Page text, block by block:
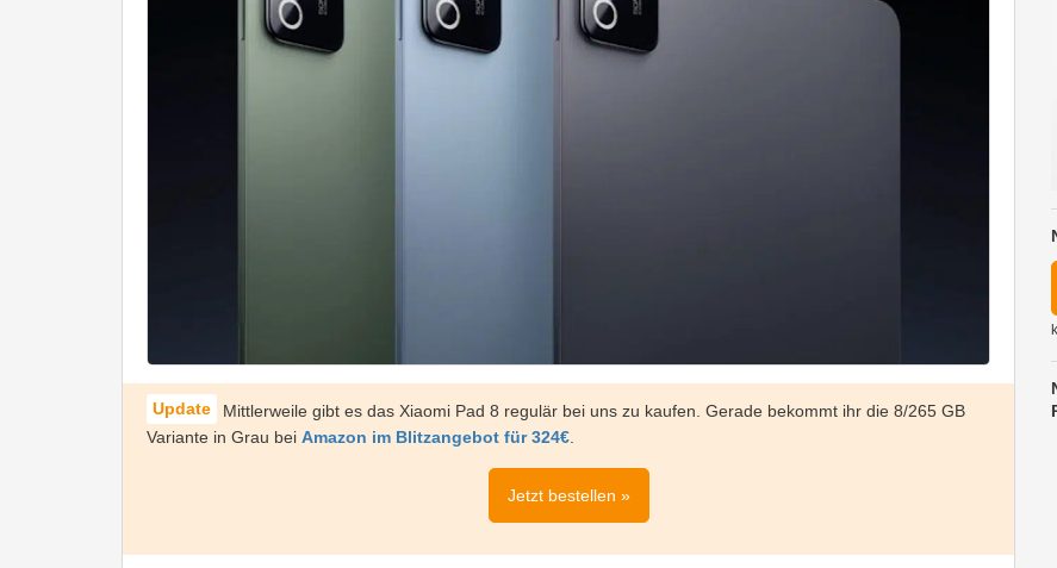
Mittlerweile gibt es das Xiaomi Pad 8 regulär bei uns zu kaufen. Gerade bekommt ihr die 8/265 GB
Variante in Grau bei Amazon im Blitzangebot für 324€
Jetzt bestellen »